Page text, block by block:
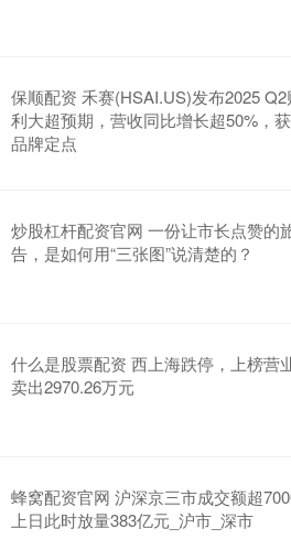
保顺配资 禾赛(HSAI.US)发布2025 Q2
利大超预期，营收同比增长超50%，
品牌定点
炒股杠杆配资官网 一份让市长点赞的
告，是如何用“三张图”说清楚的？
什么是股票配资 西上海跌停，上榜营
卖出2970.26万元
蜂窝配资官网 沪深京三市成交额超
上日此时放量383亿元_沪市_深市